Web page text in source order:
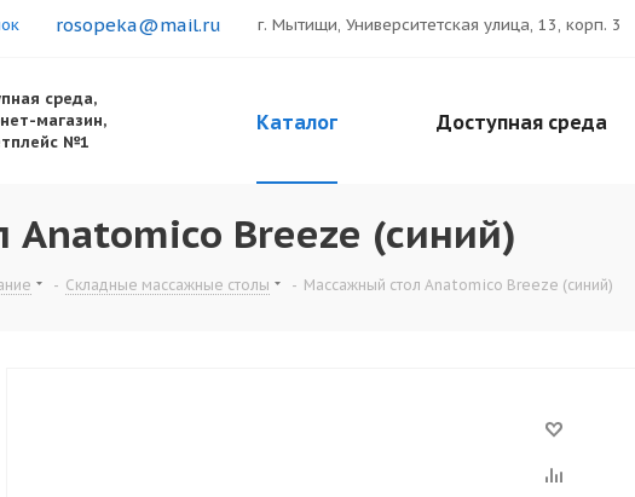
rosopeka@mail.ru г. Мытищи, Университетская улица, 13, корп. 3
среда,
магазин,
№1
Каталог Доступная среда
Breeze (синий)
- Складные массажные столы - Массажный стол Anatomico Breeze (синий)